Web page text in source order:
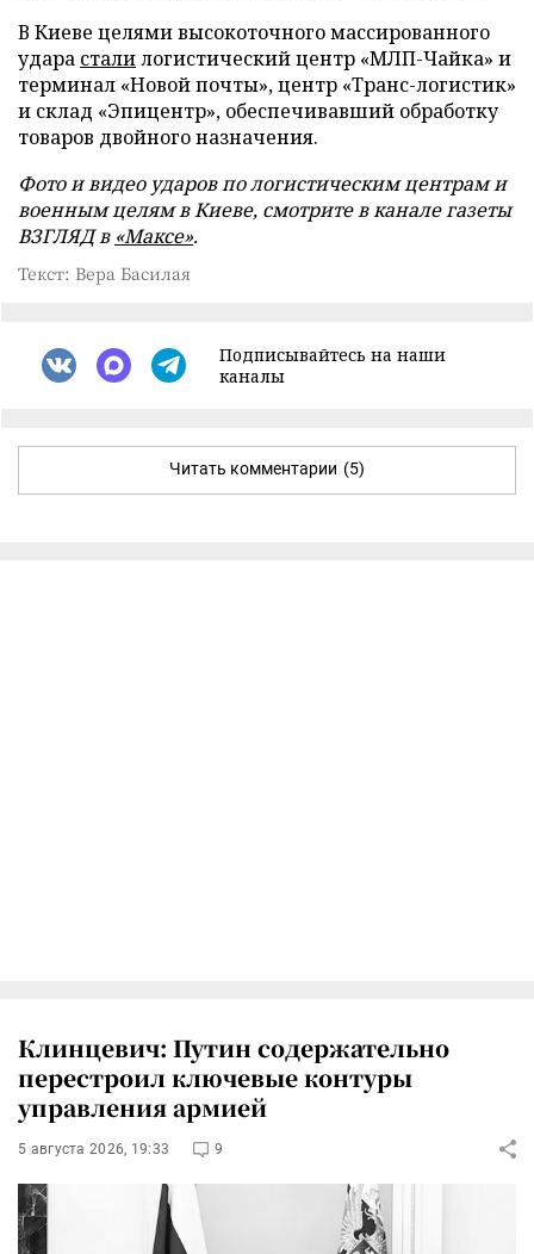
В Киеве целями высокоточного массированного
удара сталилогистический центр «МЛП-Чайка» и
терминал «Новой почты», центр «Транс-логистик»
и склад «Эпицентр», обеспечивавший обработку
товаров двойного назначения.
Фото и видео ударов по логистическим центрам и
военным целям в Киеве, смотрите в канале газеты
ВЗГЛЯД в «Максе».
Текст: Вера Басилая
Подписывайтесь на наши
каналы
Читать комментарии (5)
Клинцевич: Путин содержательно
перестроил ключевые контуры
управления армией
5 августа 2026, 19:33 9